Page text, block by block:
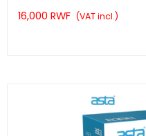
16,000 RWF (VAT incl.)